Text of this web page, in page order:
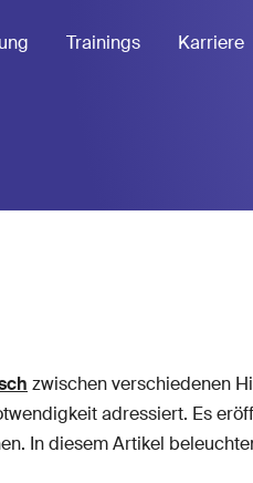
Trainings Karriere
zwischen verschiedenen
adressiert. Es
In diesem Artikel